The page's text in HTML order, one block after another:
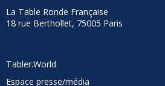
La Table Ronde Française
18 rue Berthollet, 75005 Paris
Tabler.World
Espace presse/média